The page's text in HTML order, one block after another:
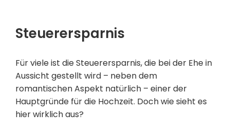
Steuerersparnis
Für viele ist die Steuerersparnis, die bei der Ehe in
Aussicht gestellt wird – neben dem
romantischen Aspekt natürlich – einer der
Hauptgründe für die Hochzeit. Doch wie sieht es
hier wirklich aus?